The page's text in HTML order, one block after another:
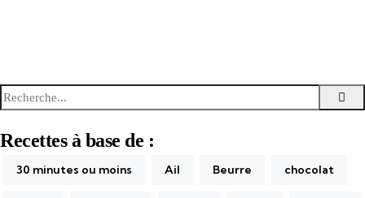
Recherche
pour:
Recettes à base de :
30 minutes ou moins Ail Beurre chocolat